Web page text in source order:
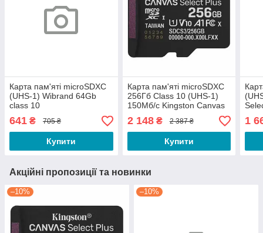
Карта пам'яті microSDXC
(UHS-1) Wibrand 64Gb
class 10
641 ₴ 705 ₴
Купити
Карта пам'яті microSDXC
256Гб Class 10 (UHS-1)
150Мб/с Kingston Canvas
Select Plus Gen3
2 148₴ 2 387 ₴
Купити
1
Акційні пропозиції та новинки
–10% –10%